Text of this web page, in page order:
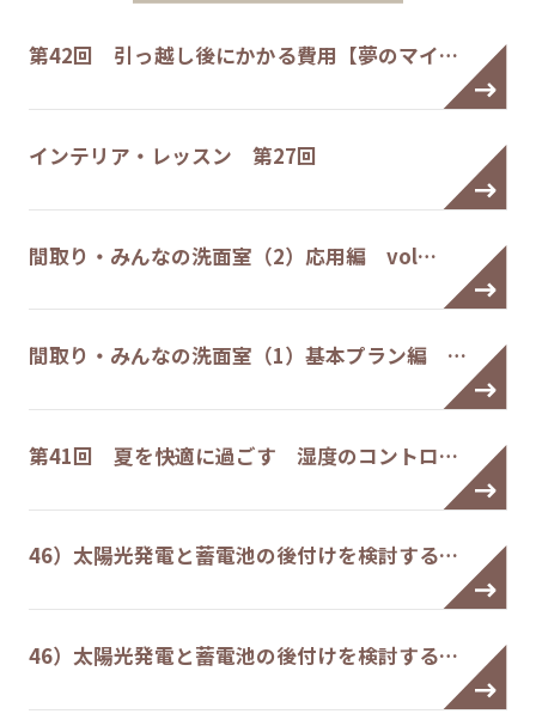
第42回 引っ越し後にかかる費用【夢のマイ…
インテリア・レッスン 第27回
間取り・みんなの洗面室（2）応用編 vol…
間取り・みんなの洗面室（1）基本プラン編 …
第41回 夏を快適に過ごす 湿度のコントロ…
46）太陽光発電と蓄電池の後付けを検討する…
46）太陽光発電と蓄電池の後付けを検討する…